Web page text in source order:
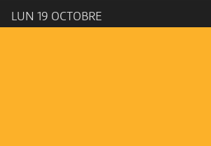
LUN 19 OCTOBRE